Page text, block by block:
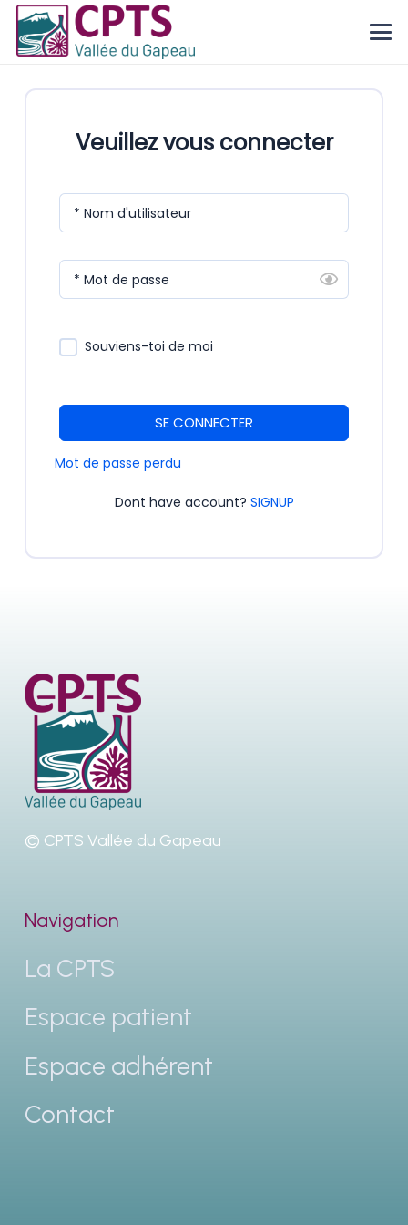
Veuillez vous connecter
* Nom d'utilisateur
* Mot de passe
Souviens-toi de moi
SE CONNECTER
Mot de passe perdu
Dont have account? SIGNUP
© CPTS Vallée du Gapeau
Navigation
La CPTS
Espace patient
Espace adhérent
Contact